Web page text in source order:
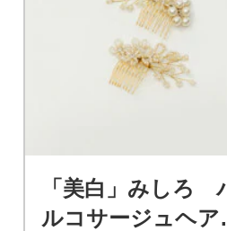
「美白」みしろ
ルコサージュヘア